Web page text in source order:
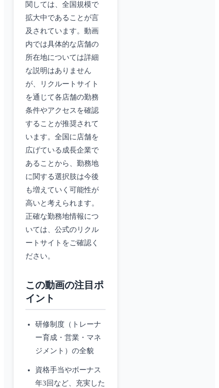
関しては、全国規模で
拡大中であることが言
及されています。動画
内では具体的な店舗の
所在地については詳細
な説明はありません
が、リクルートサイト
を通じて各店舗の勤務
条件やアクセスを確認
することが推奨されて
います。全国に店舗を
広げている成長企業で
あることから、勤務地
に関する選択肢は今後
も増えていく可能性が
高いと考えられます。
正確な勤務地情報につ
いては、公式のリクル
ートサイトをご確認く
ださい。
この動画の注目ポ
イント
研修制度（トレーナ
ー育成・営業・マネ
ジメント）の全貌
資格手当やボーナス
年3回など、充実した